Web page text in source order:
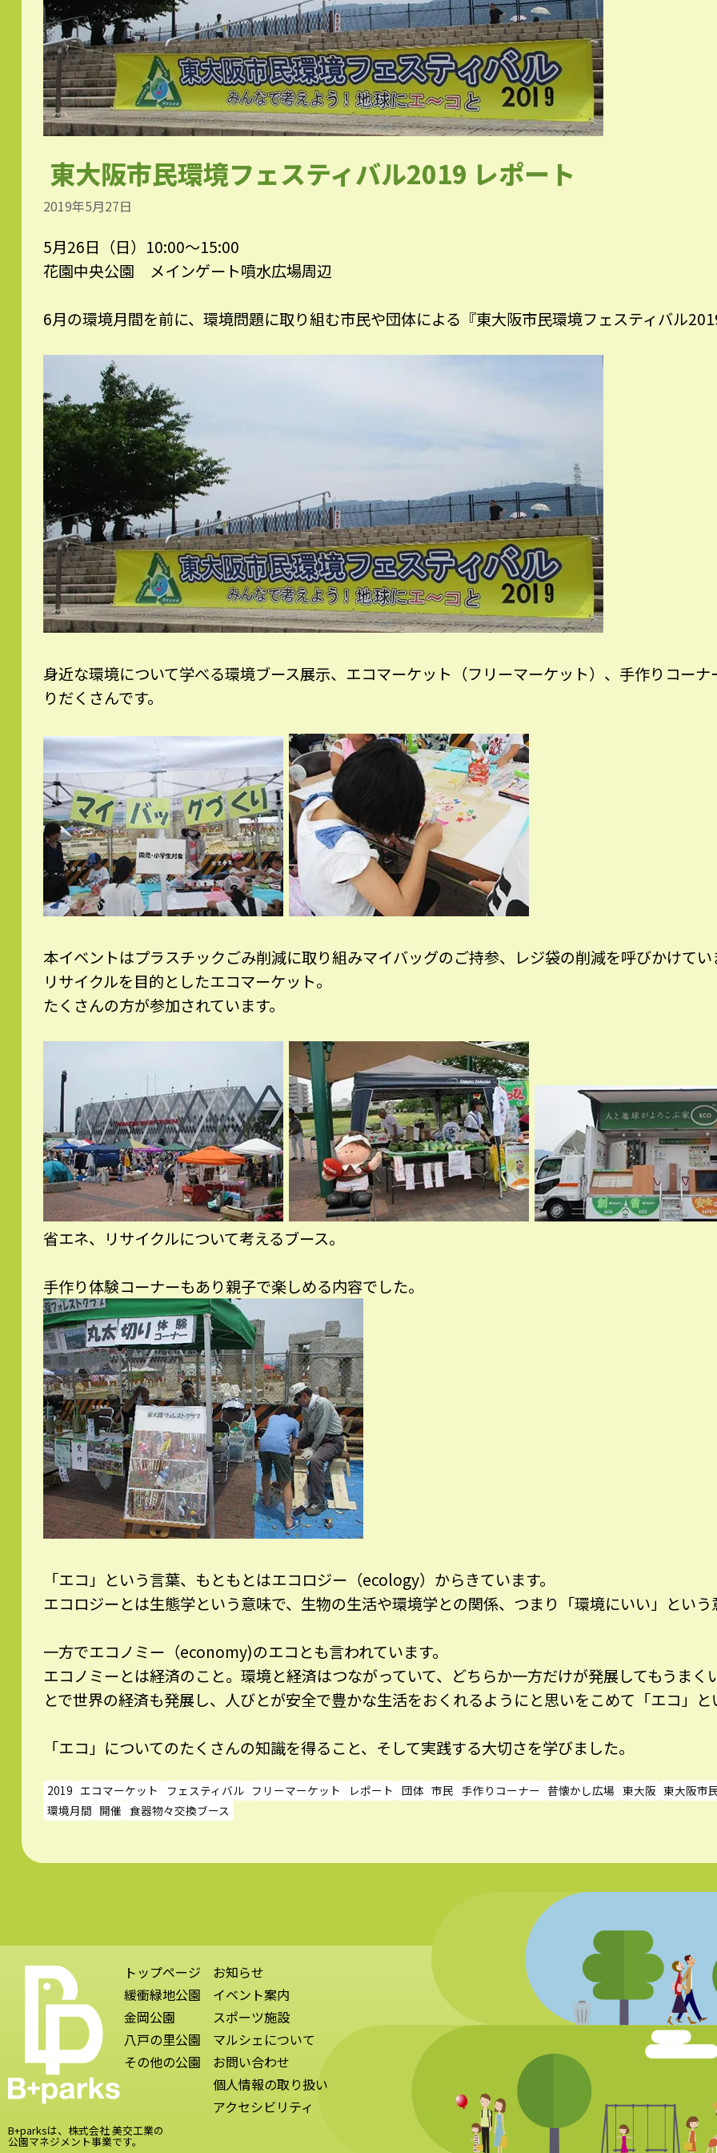
東大阪市民環境フェスティバル2019 レポート
2019年5月27日
5月26日（日）10:00～15:00
花園中央公園 メインゲート噴水広場周辺
6月の環境月間を前に、環境問題に取り組む市民や団体による『東大阪市民環境フェスティバル
身近な環境について学べる環境ブース展示、エコマーケット（フリーマーケット）、手作りコー
りだくさんです。
本イベントはプラスチックごみ削減に取り組みマイバッグのご持参、レジ袋の削減を呼びかけてい
リサイクルを目的としたエコマーケット。
たくさんの方が参加されています。
省エネ、リサイクルについて考えるブース。
手作り体験コーナーもあり親子で楽しめる内容でした。
「エコ」という言葉、もともとはエコロジー（ecology）からきています。
エコロジーとは生態学という意味で、生物の生活や環境学との関係、つまり「環境にいい」とい
一方でエコノミー（economy)のエコとも言われています。
エコノミーとは経済のこと。環境と経済はつながっていて、どちらか一方だけが発展してもうま
とで世界の経済も発展し、人びとが安全で豊かな生活をおくれるようにと思いをこめて「エコ」
「エコ」についてのたくさんの知識を得ること、そして実践する大切さを学びました。
2019 エコマーケット フェスティバル フリーマーケット レポート 団体 市民 手作りコーナー 昔懐かし広場 東大阪 東大阪市
環境月間 開催 食器物々交換ブース
トップページ
緩衝緑地公園
金岡公園
八戸の里公園
その他の公園
お知らせ
イベント案内
スポーツ施設
マルシェについて
お問い合わせ
個人情報の取り扱い
アクセシビリティ
B+parksは、株式会社 美交工業の
公園マネジメント事業です。